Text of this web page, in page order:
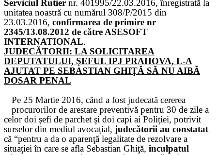
Serviciul Rutier nr. 401995/22.03.2016, înregistrată la
unitatea noastră cu numărul 308/P/2015 din
23.03.2016, confirmarea de primire nr
2345/13.08.2012 de către ASESOFT
INTERNATIONAL.
JUDECĂTORII: LA SOLICITAREA
DEPUTATULUI, ŞEFUL IPJ PRAHOVA, L-A
AJUTAT PE SEBASTIAN GHIŢĂ SĂ NU AIBĂ
DOSAR PENAL
Pe 25 Martie 2016, când a fost judecată cererea
procurorilor de arestare preventivă pentru 30 de zile a
celor doi şefi de parchet şi doi capi ai Poliţiei, potrivit
surselor din mediul avocaţial, judecătorii au constatat
că “pentru a da o aparenţă legalitate de rezolvare a
situaţiei în care se afla Sebastian Ghiţă, inculpatul